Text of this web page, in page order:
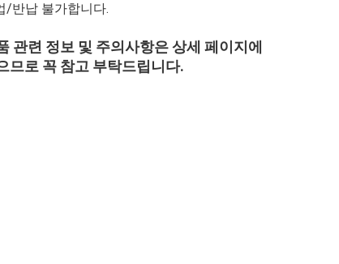
/반납 불가합니다.
관련 정보 및 주의사항은 상세 페이지에
므로 꼭 참고 부탁드립니다.